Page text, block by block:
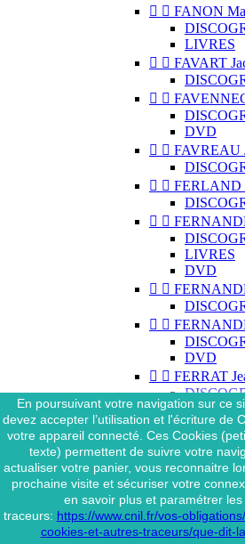
  FANON
LIVRES
  FAVART
 
DVD
  FAVREAU
  FERLAND
 
LIVRES
DVD
 
 
DVD
  FERRAT
DVD
  FERRAT
INTERPRÈTES
  FERRÉ Léo
En poursuivant votre navigation sur ce
devez accepter l’utilisation et l'écriture de
votre appareil connecté. Ces Cookies
texte) permettent de suivre votre
actualiser votre panier, vous reconnaitre
prochaine visite et sécuriser votre
en savoir plus et paramétrer les
traceurs: https://www.cnil.fr/vos-
cookies-et-autres-traceurs/que-dit-